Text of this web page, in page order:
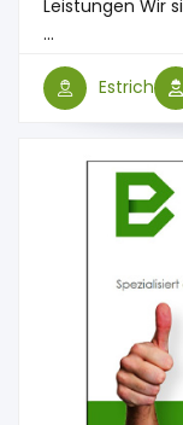
Leistungen Wir
...
Estrich